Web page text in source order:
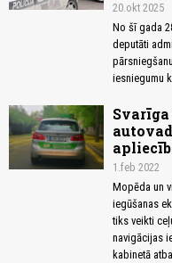
20.okt 2025
No šī gada
deputāti
iesniegumu
1.feb 2022
Mopēda un
iegūšanas
tiks veikti
navigācijas
kabinetā